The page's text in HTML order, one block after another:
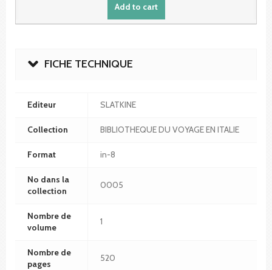
Add to cart
FICHE TECHNIQUE
Editeur SLATKINE
Collection BIBLIOTHEQUE DU VOYAGE EN ITALIE
Format in-8
No dans la
collection
0005
Nombre de
volume
1
Nombre de
pages
520